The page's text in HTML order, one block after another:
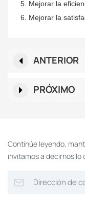
5. Mejorar la
6. Mejorar la
ANTERIOR
PRÓXIMO
Continúe leyendo,
invitamos a decirnos lo